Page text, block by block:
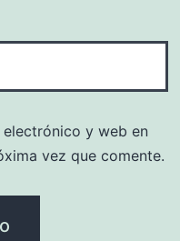
y web en
vez que comente.